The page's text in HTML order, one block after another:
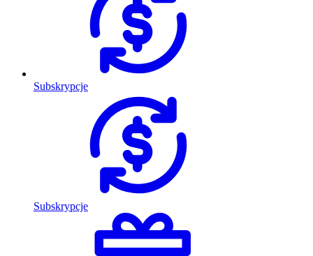
Subskrypcje
Subskrypcje